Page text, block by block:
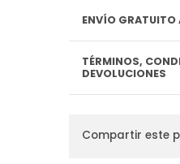
ENVÍO GRATUITO
TÉRMINOS,
DEVOLUCIONES
Compartir este